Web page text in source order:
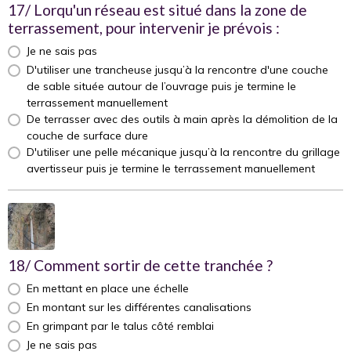
17/ Lorqu'un réseau est situé dans la zone de
terrassement, pour intervenir je prévois :
Je ne sais pas
D'utiliser une trancheuse jusqu’à la rencontre d'une couche
de sable située autour de l’ouvrage puis je termine le
terrassement manuellement
De terrasser avec des outils à main après la démolition de la
couche de surface dure
D'utiliser une pelle mécanique jusqu’à la rencontre du grillage
avertisseur puis je termine le terrassement manuellement
18/ Comment sortir de cette tranchée ?
En mettant en place une échelle
En montant sur les différentes canalisations
En grimpant par le talus côté remblai
Je ne sais pas